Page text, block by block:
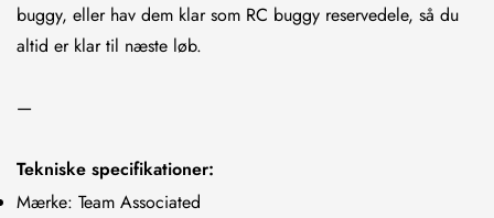
buggy, eller hav dem klar som RC buggy reservedele, så du
altid er klar til næste løb.
—
Tekniske specifikationer:
Mærke: Team AssociatedConfirm your age